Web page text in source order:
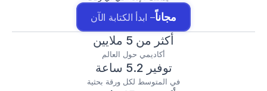
مجاناً– ابدأ الكتابة الآن
أكثر من 5 ملايين
أكاديمي حول العالم
توفير 5.2 ساعة
في المتوسط لكل ورقة بحثية